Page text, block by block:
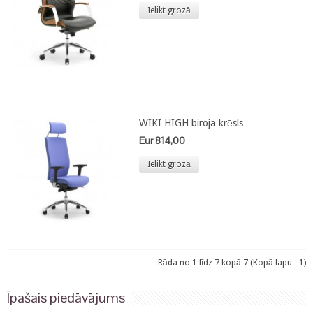
Ielikt grozā
WIKI HIGH biroja krēsls
Eur 814,00
Ielikt grozā
Rāda no 1 līdz 7 kopā 7 (Kopā lapu - 1)
Īpašais piedāvājums